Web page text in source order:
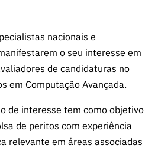
nacionais e
o seu interesse em
de candidaturas no
em Computação Avançada.
de interesse tem como objetivo
de peritos com experiência
relevante em áreas associadas